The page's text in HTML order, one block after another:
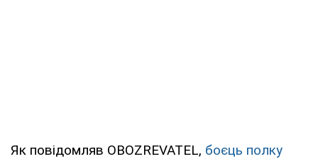
Як повідомляв OBOZREVATEL, боєць полку